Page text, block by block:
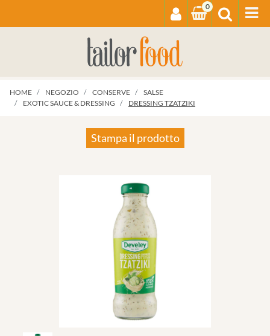
0
HOME NEGOZIO CONSERVE
SALSE
EXOTIC SAUCE & DRESSING
DRESSING TZATZIKI
Stampa il prodotto